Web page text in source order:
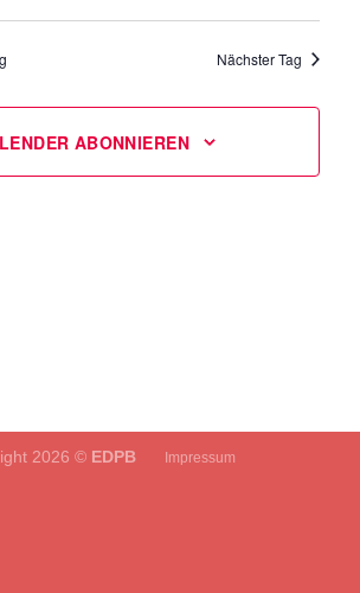
und
Navigation
Nächster Tag
ABONNIEREN
2026 © EDPB Impressum